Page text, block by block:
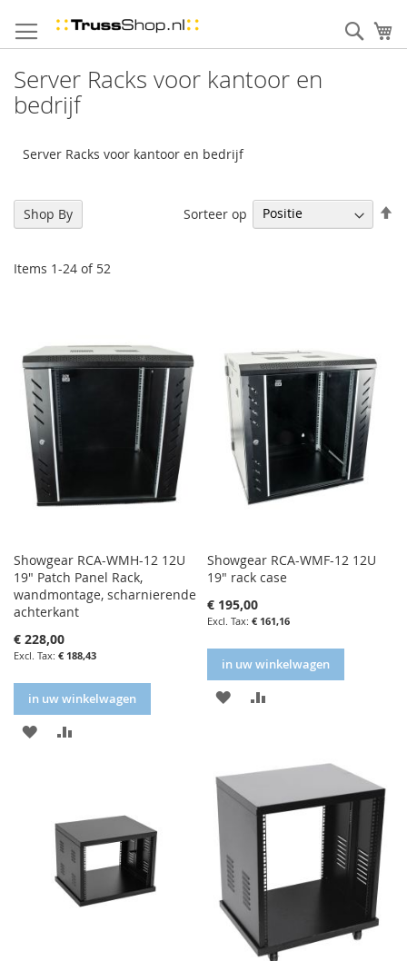
to
Content
Server Racks voor kantoor en
bedrijf
Server Racks voor kantoor en bedrijf
Items 1-24 of 52
Sorteer op
Showgear RCA-WMH-12 12U
19" Patch Panel Rack,
wandmontage, scharnierende
achterkant
€ 228,00
€ 188,43
in uw winkelwagen
IN
Showgear RCA-WMF-12 12U
19" rack case
€ 195,00
€ 161,16
in uw winkelwagen
IN
Shop By